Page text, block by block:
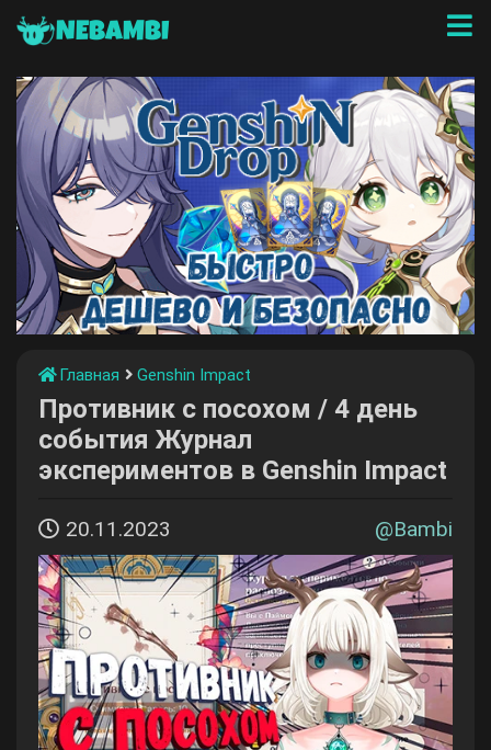
NEBAMBI
Главная Genshin Impact
Противник с посохом / 4 день
события Журнал
экспериментов в Genshin Impact
20.11.2023 @Bambi